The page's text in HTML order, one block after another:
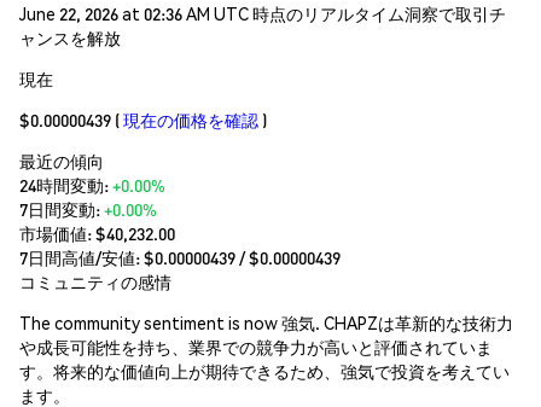
June 22, 2026 at 02:36 AM UTC 時点のリアルタイム洞察で取引チ
ャンスを解放
現在
$0.00000439 (現在の価格を確認 )
最近の傾向
24時間変動:+0.00%
7日間変動:+0.00%
市場価値:$40,232.00
7日間高値/安値: $0.00000439/ $0.00000439
コミュニティの感情
The community sentiment is now 強気. CHAPZは革新的な技術力
や成長可能性を持ち、業界での競争力が高いと評価されていま
す。将来的な価値向上が期待できるため、強気で投資を考えてい
ます。